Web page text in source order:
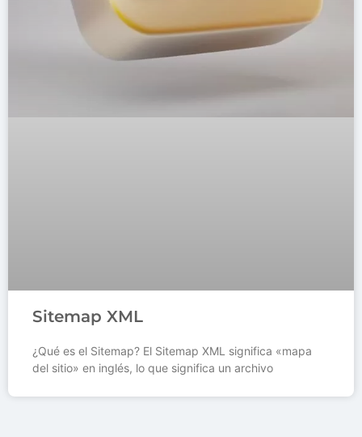
Sitemap XML
¿Qué es el Sitemap? El Sitemap XML significa «mapa
del sitio» en inglés, lo que significa un archivo